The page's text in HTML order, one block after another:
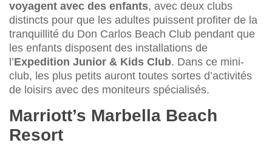
voyagent avec des enfants, avec deux clubs
distincts pour que les adultes puissent profiter de la
tranquillité du Don Carlos Beach Club pendant que
les enfants disposent des installations de
l’Expedition Junior & Kids Club. Dans ce mini-
club, les plus petits auront toutes sortes d’activités
de loisirs avec des moniteurs spécialisés.
Marriott’s Marbella Beach
Resort